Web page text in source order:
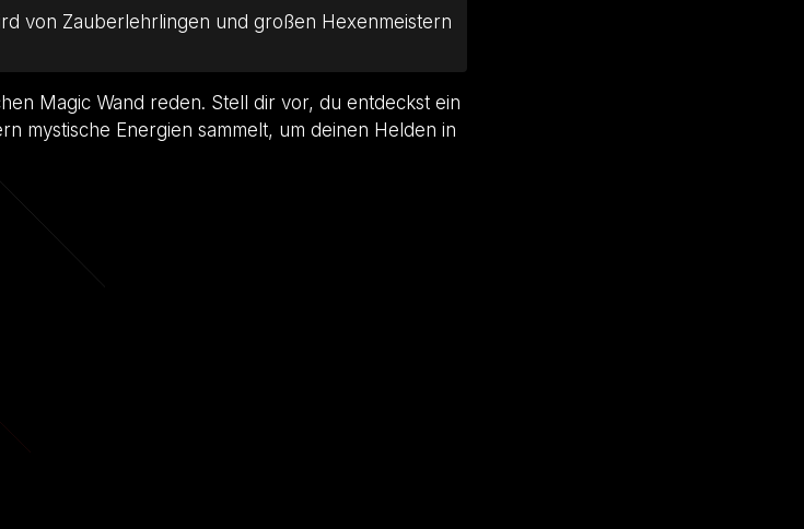
von Zauberlehrlingen und großen Hexenmeistern
Magic Wand reden. Stell dir vor, du entdeckst ein
mystische Energien sammelt, um deinen Helden in